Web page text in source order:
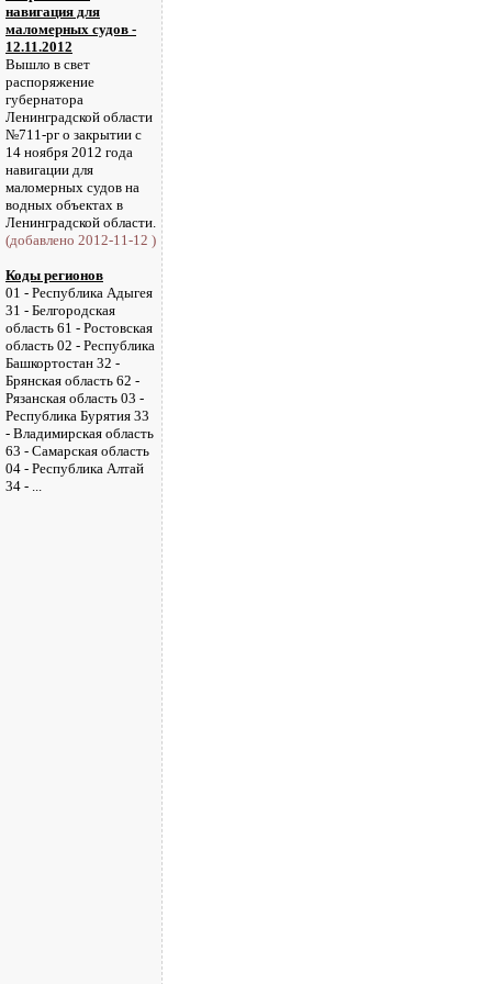
навигация для
маломерных судов -
12.11.2012
Вышло в свет
распоряжение
губернатора
Ленинградской области
№711-рг о закрытии с
14 ноября 2012 года
навигации для
маломерных судов на
водных объектах в
Ленинградской области.
(добавлено 2012-11-12 )
Коды регионов
01 - Республика Адыгея
31 - Белгородская
область 61 - Ростовская
область 02 - Республика
Башкортостан 32 -
Брянская область 62 -
Рязанская область 03 -
Республика Бурятия 33
- Владимирская область
63 - Самарская область
04 - Республика Алтай
34 - ...